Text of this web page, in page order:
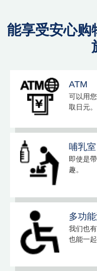
能享受安心购
ATM
可以用
取日元。
哺乳室
即使是
趣。
多功
我们也
也能一起